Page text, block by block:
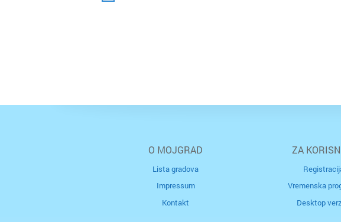
O MOJGRAD
Lista gradova
Impressum
Kontakt
ZA
Vremenska
Desktop